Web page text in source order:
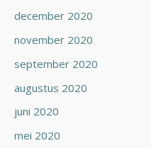
december 2020
november 2020
september 2020
augustus 2020
juni 2020
mei 2020